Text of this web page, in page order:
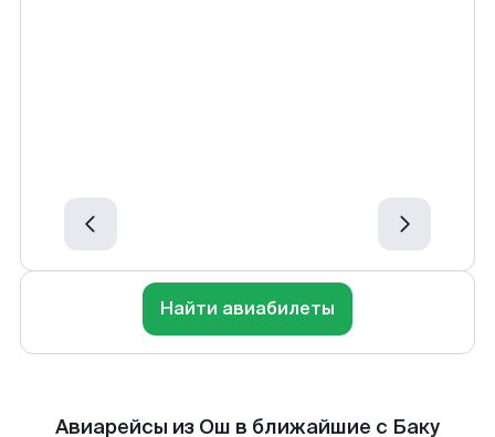
Найти авиабилеты
Авиарейсы из Ош в ближайшие с Баку